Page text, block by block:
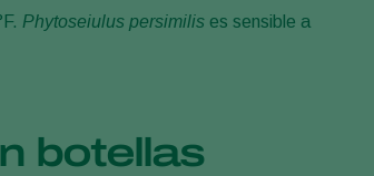
Phytoseiulus persimilis es sensible a
botellas